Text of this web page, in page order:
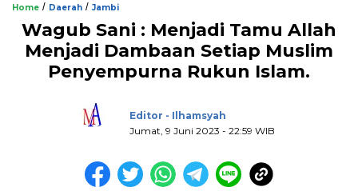
Home / Daerah / Jambi
Wagub Sani : Menjadi Tamu Allah
Menjadi Dambaan Setiap Muslim
Penyempurna Rukun Islam.
Editor - Ilhamsyah
Jumat, 9 Juni 2023 - 22:59 WIB